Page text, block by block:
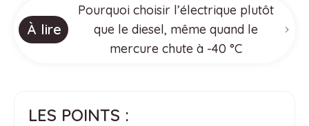
À lire
Pourquoi choisir l’électrique plutôt
que le diesel, même quand le
mercure chute à -40 °C
LES POINTS :